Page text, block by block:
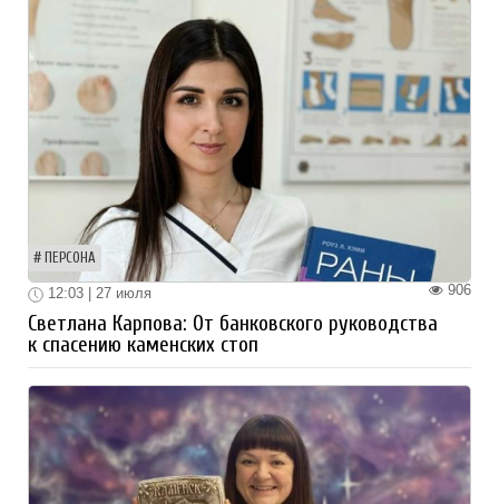
ПЕРСОНА
906
12:03 | 27 июля
Светлана Карпова: От банковского руководства
к спасению каменских стоп